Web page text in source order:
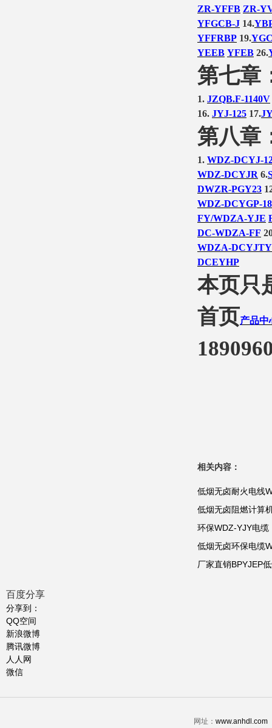
ZR-YFFB ZR-
YFGCB-J 14.
YFFRBP 19.
YEEB YFEB 26.
第七章
1. JZQB.F-1140V
16. JYJ-125 17.
第八章
1. WDZ-DCYJ-
WDZ-DCYJR 6.
DWZR-PGY23
WDZ-DCYGP-
FY/WDZA-YJE
DC-WDZA-FF
WDZA-
DCEYHP
本页只
首页产品中
相关内容：
低烟无卤耐火电线
低烟无卤阻燃计算
环保WDZ-YJY电
低烟无卤环保电
厂家直销BPYJEP
百度分享
分享到：
QQ空间
新浪微博
腾讯微博
人人网
微信
网址： www.anhdl.com